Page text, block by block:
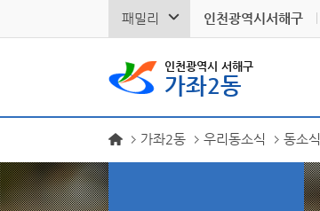
패밀리 인천광역시서해구
인천광역시 서해구
가좌2동
가좌2동 우리동소식 동소식